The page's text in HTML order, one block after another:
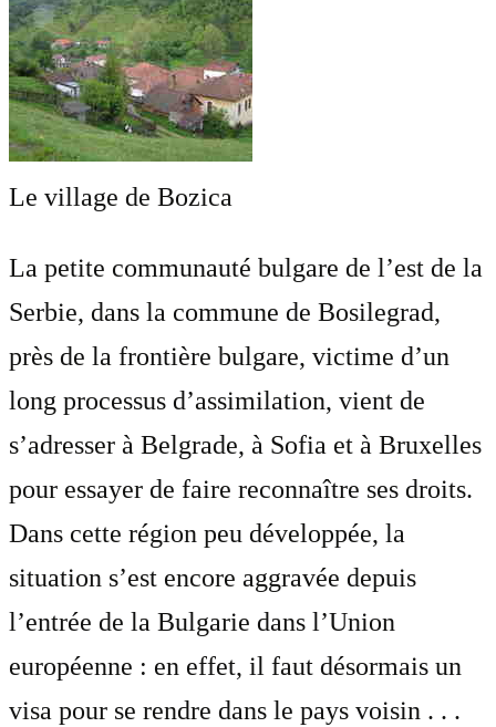
Le village de Bozica
La petite communauté bulgare de l’est de la
Serbie, dans la commune de Bosilegrad,
près de la frontière bulgare, victime d’un
long processus d’assimilation, vient de
s’adresser à Belgrade, à Sofia et à Bruxelles
pour essayer de faire reconnaître ses droits.
Dans cette région peu développée, la
situation s’est encore aggravée depuis
l’entrée de la Bulgarie dans l’Union
européenne : en effet, il faut désormais un
visa pour se rendre dans le pays voisin . . .